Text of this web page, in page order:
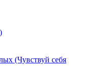
(Чувствуй себя